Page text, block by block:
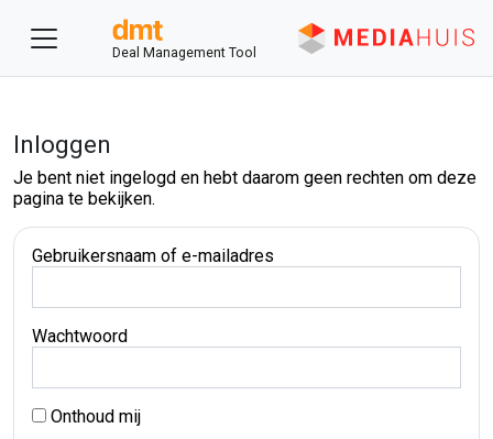
Deal Management Tool
Inloggen
Je bent niet ingelogd en hebt daarom geen rechten om deze
pagina te bekijken.
Gebruikersnaam of e-mailadres
Wachtwoord
Onthoud mij